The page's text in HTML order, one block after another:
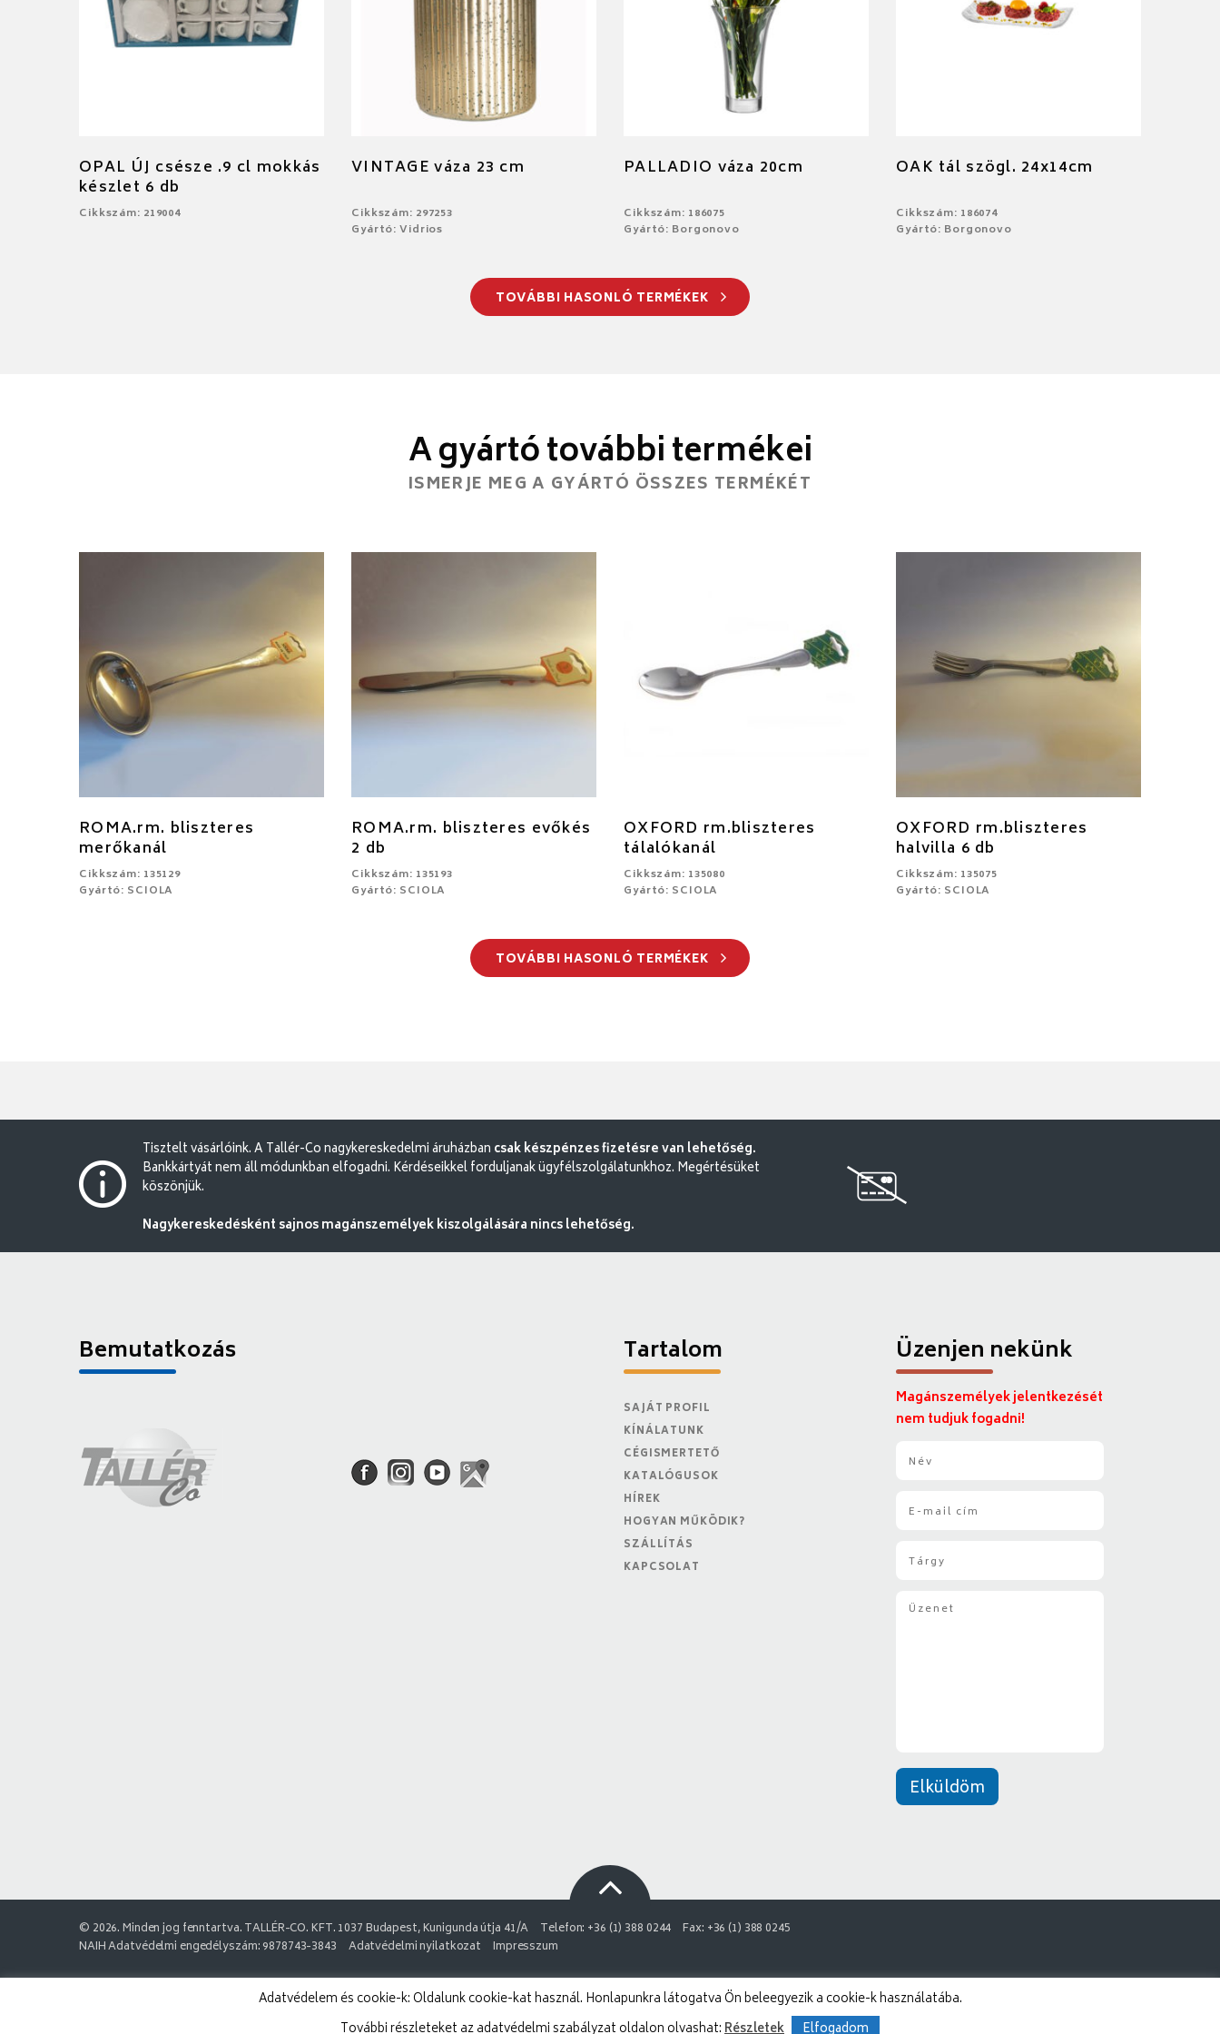
OPAL ÚJ csésze .9 cl mokkás
készlet 6 db
Cikkszám: 219004
VINTAGE váza 23 cm
Cikkszám: 297253
Gyártó: Vidrios
PALLADIO váza 20cm
Cikkszám: 186075
Gyártó: Borgonovo
OAK tál szögl. 24x14cm
Cikkszám: 186074
Gyártó: Borgonovo
TOVÁBBI HASONLÓ TERMÉKEK
A gyártó további termékei
ISMERJE MEG A GYÁRTÓ ÖSSZES TERMÉKÉT
ROMA.rm. bliszteres
merőkanál
Cikkszám: 135129
Gyártó: SCIOLA
ROMA.rm. bliszteres evőkés
2 db
Cikkszám: 135193
Gyártó: SCIOLA
OXFORD rm.bliszteres
tálalókanál
Cikkszám: 135080
Gyártó: SCIOLA
OXFORD rm.bliszteres
halvilla 6 db
Cikkszám: 135075
Gyártó: SCIOLA
TOVÁBBI HASONLÓ TERMÉKEK
Tisztelt vásárlóink. A Tallér-Co nagykereskedelmi áruházban csak készpénzes fizetésre van lehetőség.
Bankkártyát nem áll módunkban elfogadni. Kérdéseikkel forduljanak ügyfélszolgálatunkhoz. Megértésüket
köszönjük.
Nagykereskedésként sajnos magánszemélyek kiszolgálására nincs lehetőség.
Bemutatkozás Tartalom
SAJÁT PROFIL
KÍNÁLATUNK
CÉGISMERTETŐ
KATALÓGUSOK
HÍREK
HOGYAN MŰKÖDIK?
SZÁLLÍTÁS
KAPCSOLAT
Üzenjen nekünk
Magánszemélyek jelentkezését
nem tudjuk fogadni!
Elküldöm
© 2026. Minden jog fenntartva. TALLÉR-CO. KFT. 1037 Budapest, Kunigunda útja 41/A Telefon: +36 (1) 388 0244
Fax: +36 (1) 388 0245
NAIH Adatvédelmi engedélyszám: 9878743-3843
Adatvédelmi nyilatkozat Impresszum
Adatvédelem és cookie-k: Oldalunk cookie-kat használ. Honlapunkra látogatva Ön beleegyezik a cookie-k használatába.
További részleteket az adatvédelmi szabályzat oldalon olvashat:Részletek